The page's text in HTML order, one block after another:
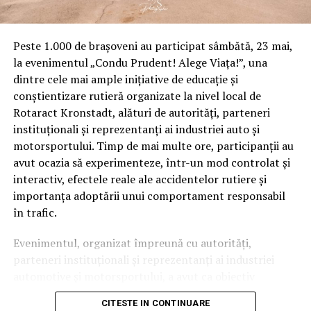
punând la dispoziţia solicitanţilor anumite informaţii
implicare într-un accident, numărul de accidente în
care a fost implicat, anii în care au avut loc acele
accidente şi costurile de reparaţie decontate de către
asigurator pentru fiecare accident în parte.
„Vom ţine cont ca informaţiile ce ajung la solicitant să
respecte regimul de protecţie a datelor. Cel mai
probabil, vom asista la o scădere a preţului final de
tranzacţionare a unui autovehicul la mâna a doua,
pentru că acele informaţii pot constitui un element
important în negocierea preţului de vânzare. Suntem
nemulţumiri. Din această categorie fac parte acei
cumpărătorii”, ne-a mai spus prim-vicepreşedinte ASF.
Peste 1.000 de brașoveni au participat sâmbătă, 23 mai,
la evenimentul „Condu Prudent! Alege Viața!”, una
dintre cele mai ample inițiative de educație și
conștientizare rutieră organizate la nivel local de
Rotaract Kronstadt, alături de autorități, parteneri
instituționali și reprezentanți ai industriei auto și
motorsportului. Timp de mai multe ore, participanții au
avut ocazia să experimenteze, într-un mod controlat și
interactiv, efectele reale ale accidentelor rutiere și
importanța adoptării unui comportament responsabil
în trafic.
Evenimentul, organizat împreună cu autorități,
parteneri instituționali și reprezentanți ai industriei
principal transformarea prevenției într-o experiență
CITESTE IN CONTINUARE